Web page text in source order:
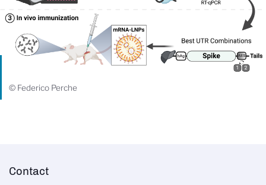
© Federico Perche
Contact